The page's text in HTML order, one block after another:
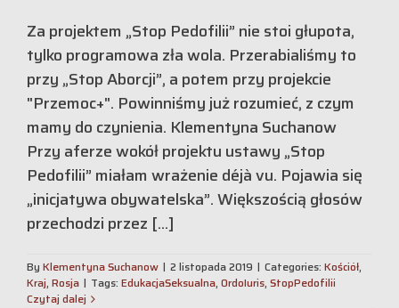
Za projektem „Stop Pedofilii” nie stoi głupota,
tylko programowa zła wola. Przerabialiśmy to
przy „Stop Aborcji”, a potem przy projekcie
"Przemoc+". Powinniśmy już rozumieć, z czym
mamy do czynienia. Klementyna Suchanow
Przy aferze wokół projektu ustawy „Stop
Pedofilii” miałam wrażenie déjà vu. Pojawia się
„inicjatywa obywatelska”. Większością głosów
przechodzi przez [...]
By Klementyna Suchanow | 2 listopada 2019 | Categories: Kościół,
Kraj, Rosja | Tags: EdukacjaSeksualna, OrdoIuris, StopPedofilii
Czytaj dalej